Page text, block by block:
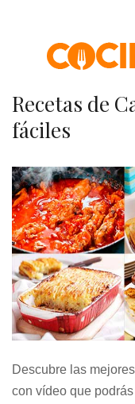
Recetas de
fáciles
Descubre las mejores
con vídeo que